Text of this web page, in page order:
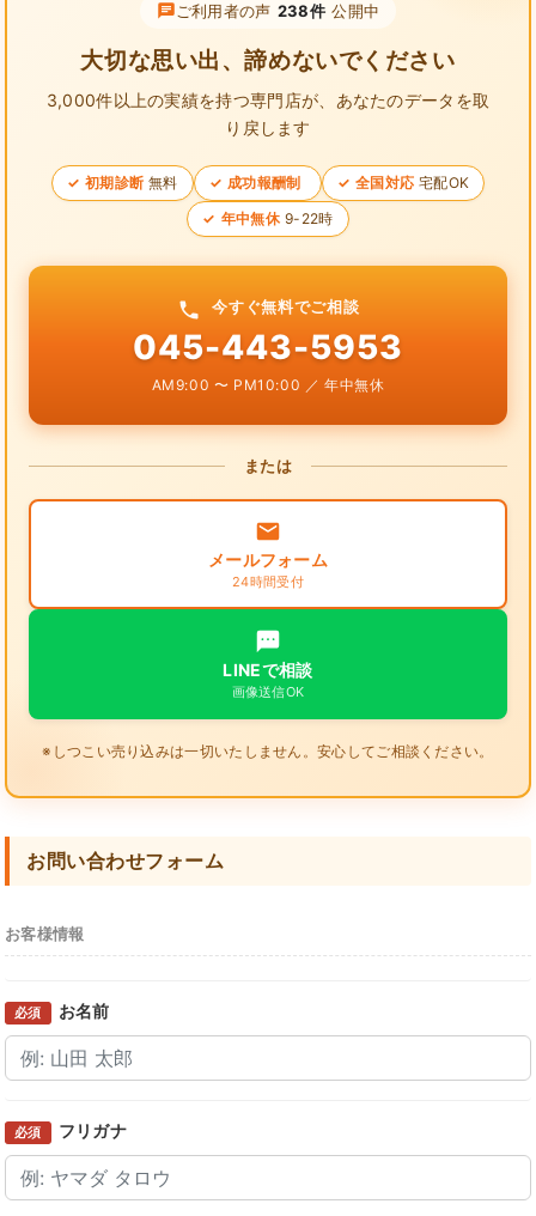
ご利用者の声 238件 公開中
大切な思い出、諦めないでください
3,000件以上の実績を持つ専門店が、 あなたのデータを取
り戻します
初期診断 無料 成功報酬制 全国対応 宅配OK
年中無休 9-22時
今すぐ無料でご相談
045-443-5953
AM9:00 〜 PM10:00 ／ 年中無休
または
メールフォーム
24時間受付
LINEで相談
画像送信OK
※しつこい売り込みは一切いたしません。安心してご相談ください。
お問い合わせフォーム
お客様情報
必須 お名前
必須 フリガナ